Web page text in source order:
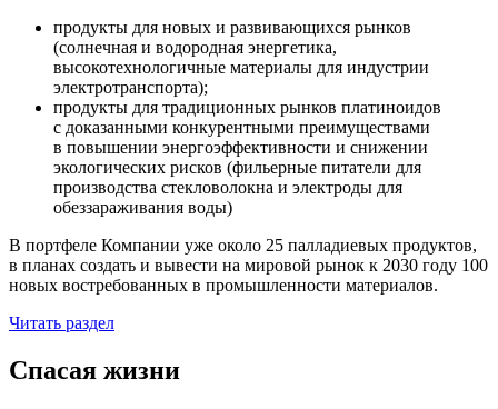
продукты для новых и развивающихся рынков
(солнечная и водородная энергетика,
высокотехнологичные материалы для индустрии
электротранспорта);
продукты для традиционных рынков платиноидов
с доказанными конкурентными преимуществами
в повышении энергоэффективности и снижении
экологических рисков (фильерные питатели для
производства стекловолокна и электроды для
обеззараживания воды)
В портфеле Компании уже около 25 палладиевых продуктов,
в планах создать и вывести на мировой рынок к 2030 году 100
новых востребованных в промышленности материалов.
Читать раздел
Спасая жизни